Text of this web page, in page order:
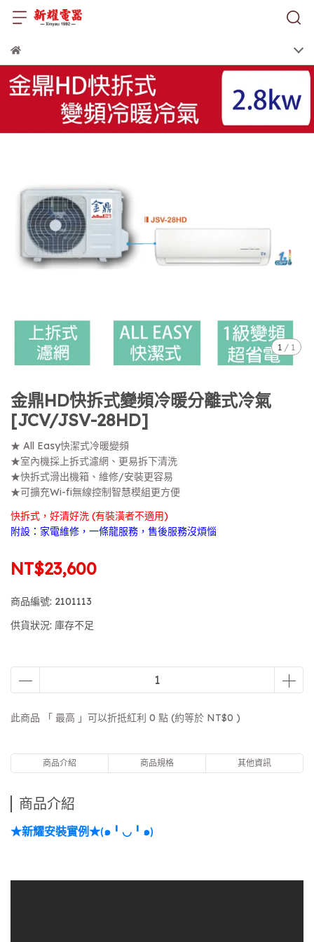
1 / 1
金鼎HD快拆式變頻冷暖分離式冷氣
[JCV/JSV-28HD]
★ All Easy快潔式冷暖變頻
★室內機採上拆式濾網、更易拆下清洗
★快拆式滑出機箱、維修/安裝更容易
★可擴充Wi-fi無線控制智慧模組更方便
快拆式，好清好洗 (有裝潢者不適用)
附設：家電維修，一條龍服務，售後服務沒煩惱
NT$23,600
商品編號: 2101113
供貨狀況: 庫存不足
此商品 「 最高 」可以折抵紅利 0 點 (約等於 NT$0 )
商品介紹 商品規格 其他資訊
商品介紹
★新耀安裝實例★(๑ ╹◡╹ ๑)